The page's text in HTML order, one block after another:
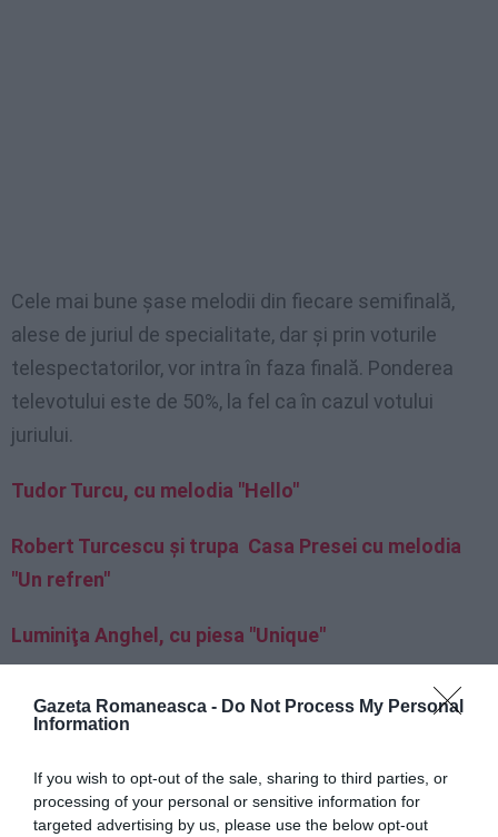
Gazeta Romaneasca - Do Not Process My Personal
Information
If you wish to opt-out of the sale, sharing to third parties, or
processing of your personal or sensitive information for
targeted advertising by us, please use the below opt-out
Cele mai bune şase melodii din fiecare semifinală,
alese de juriul de specialitate, dar şi prin voturile
telespectatorilor, vor intra în faza finală. Ponderea
televotului este de 50%, la fel ca în cazul votului
juriului.
Tudor Turcu, cu melodia "Hello"
Robert Turcescu şi trupa Casa Presei cu melodia
"Un refren"
Luminiţa Anghel, cu piesa "Unique"
Transylvania"